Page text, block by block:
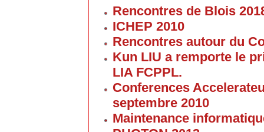
Rencontres de Blois
ICHEP 2010
Rencontres autour du
Kun LIU a remporte le
LIA FCPPL.
Conferences
septembre 2010
Maintenance